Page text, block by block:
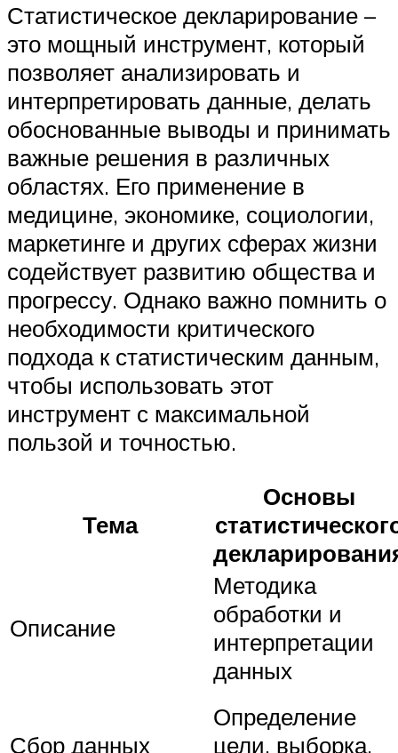
Статистическое декларирование –
это мощный инструмент, который
позволяет анализировать и
интерпретировать данные, делать
обоснованные выводы и принимать
важные решения в различных
областях. Его применение в
медицине, экономике, социологии,
маркетинге и других сферах жизни
содействует развитию общества и
прогрессу. Однако важно помнить о
необходимости критического
подхода к статистическим данным,
чтобы использовать этот
инструмент с максимальной
пользой и точностью.
Тема
Основы
Описание
Методика
обработки и
интерпретации
данных
Сбор данных
Определение
цели, выборка,